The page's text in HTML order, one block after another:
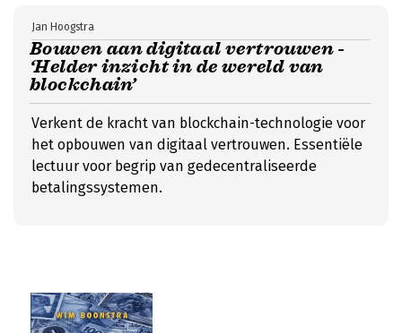
Bouwen aan digitaal vertrouwen -
‘Helder inzicht in de wereld van
blockchain’
Jan Hoogstra
Verkent de kracht van blockchain-technologie voor
het opbouwen van digitaal vertrouwen. Essentiële
lectuur voor begrip van gedecentraliseerde
betalingssystemen.